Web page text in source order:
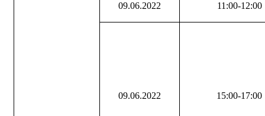
09.06.2022 11:00-12:00
09.06.2022 15:00-17:00